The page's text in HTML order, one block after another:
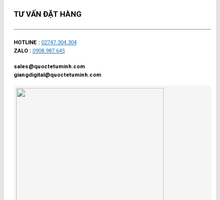
TƯ VẤN ĐẶT HÀNG
HOTLINE : 02747.304.304
ZALO : 0908.987.645
sales@quoctetuminh.com
giangdigital@quoctetuminh.com